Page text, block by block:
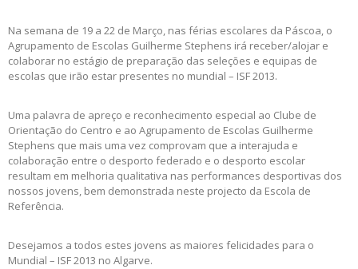
Na semana de 19 a 22 de Março, nas férias escolares da Páscoa, o
Agrupamento de Escolas Guilherme Stephens irá receber/alojar e
colaborar no estágio de preparação das seleções e equipas de
escolas que irão estar presentes no mundial – ISF 2013.
Uma palavra de apreço e reconhecimento especial ao Clube de
Orientação do Centro e ao Agrupamento de Escolas Guilherme
Stephens que mais uma vez comprovam que a interajuda e
colaboração entre o desporto federado e o desporto escolar
resultam em melhoria qualitativa nas performances desportivas dos
nossos jovens, bem demonstrada neste projecto da Escola de
Referência.
Desejamos a todos estes jovens as maiores felicidades para o
Mundial – ISF 2013 no Algarve.